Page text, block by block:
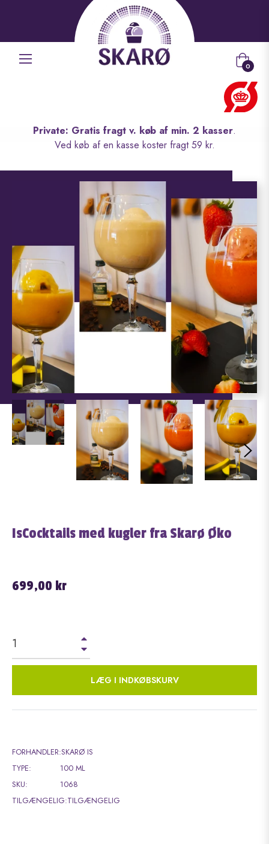
0
Private: Gratis fragt v. køb af min. 2 kasser.
Ved køb af en kasse koster fragt 59 kr.
IsCocktails med kugler fra Skarø Øko
Normalpris
699,00 kr
−
+
LÆG I INDKØBSKURV
FORHANDLER:SKARØ IS
TYPE:
100 ML
SKU:
1068
TILGÆNGELIG:TILGÆNGELIG